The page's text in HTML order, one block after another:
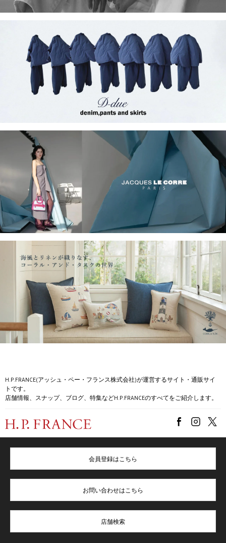
H.P.FRANCE(アッシュ・ペー・フランス株式会社)が運営するサイト・通販サイ
トです。
店舗情報、スナップ、ブログ、特集などH.P.FRANCEのすべてをご紹介します。
会員登録はこちら
お問い合わせはこちら
店舗検索